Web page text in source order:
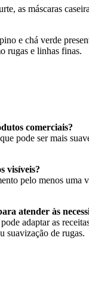
as máscaras
e chá verde
rugas e linhas finas.
comerciais?
pode ser mais
visíveis?
pelo menos
atender às
adaptar as
suavização de rugas.